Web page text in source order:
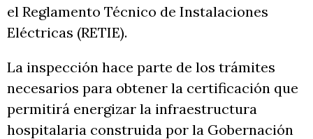
el Reglamento Técnico de Instalaciones
Eléctricas (RETIE).
La inspección hace parte de los trámites
necesarios para obtener la certificación que
permitirá energizar la infraestructura
hospitalaria construida por la Gobernación